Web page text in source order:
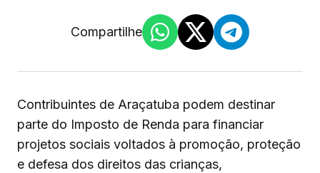
Compartilhe
Contribuintes de Araçatuba podem destinar
parte do Imposto de Renda para financiar
projetos sociais voltados à promoção, proteção
e defesa dos direitos das crianças,